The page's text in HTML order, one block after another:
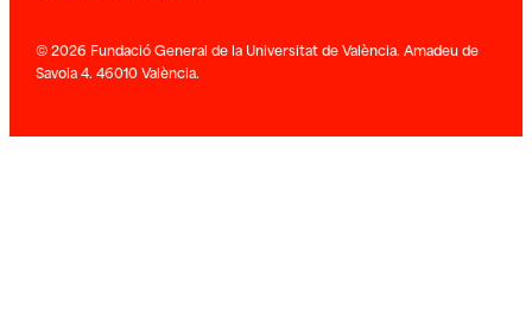
© 2026 Fundació General de la Universitat de València. Amadeu de
Savoia 4. 46010 València.